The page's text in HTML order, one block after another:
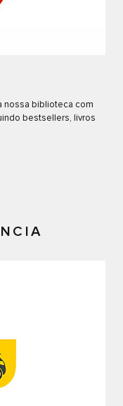
nossa biblioteca com
bestsellers, livros